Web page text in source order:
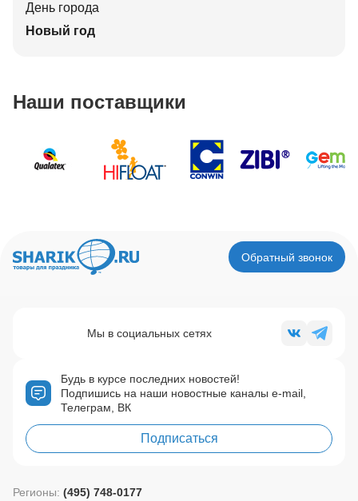
День города
Новый год
Наши поставщики
Обратный звонок
Будь в курсе последних новостей!
Подпишись на наши новостные каналы e-mail,
Телеграм, ВК
Подписаться
Мы в социальных сетях
Регионы: (495) 748-0177